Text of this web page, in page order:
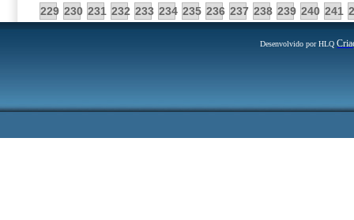
229 230 231 232 233 234 235 236 237 238 239 240 241
Desenvolvido por HLQ